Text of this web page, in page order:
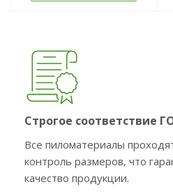
Строгое соответствие
Все пиломатериалы
контроль размеров, что
качество продукции.